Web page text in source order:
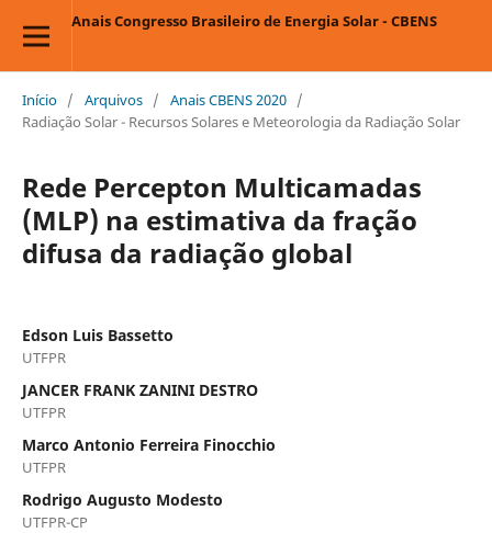
Anais Congresso Brasileiro de Energia Solar - CBENS
Início / Arquivos / Anais CBENS 2020 /
Radiação Solar - Recursos Solares e Meteorologia da Radiação Solar
Rede Percepton Multicamadas
(MLP) na estimativa da fração
difusa da radiação global
Edson Luis Bassetto
UTFPR
JANCER FRANK ZANINI DESTRO
UTFPR
Marco Antonio Ferreira Finocchio
UTFPR
Rodrigo Augusto Modesto
UTFPR-CP